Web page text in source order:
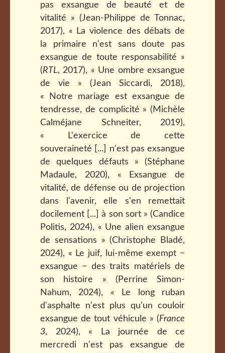
pas exsangue de beauté et de
vitalité » (Jean-Philippe de Tonnac,
2017), « La violence des débats de
la primaire n'est sans doute pas
exsangue de toute responsabilité »
(RTL, 2017), « Une ombre exsangue
de vie » (Jean Siccardi, 2018),
« Notre mariage est exsangue de
tendresse, de complicité » (Michèle
Calméjane Schneiter, 2019),
« L'exercice de cette
souveraineté [...] n'est pas exsangue
de quelques défauts » (Stéphane
Madaule, 2020), « Exsangue de
vitalité, de défense ou de projection
dans l'avenir, elle s'en remettait
docilement [...] à son sort » (Candice
Politis, 2024), « Une alien exsangue
de sensations » (Christophe Bladé,
2024), « Le juif, lui-même exempt −
exsangue − des traits matériels de
son histoire » (Perrine Simon-
Nahum, 2024), « Le long ruban
d'asphalte n'est plus qu'un couloir
exsangue de tout véhicule » (France
3, 2024), « La journée de ce
mercredi n'est pas exsangue de